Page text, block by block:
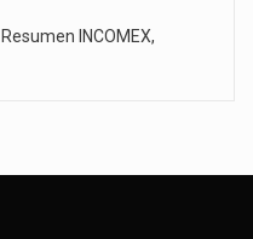
Resumen INCOMEX,